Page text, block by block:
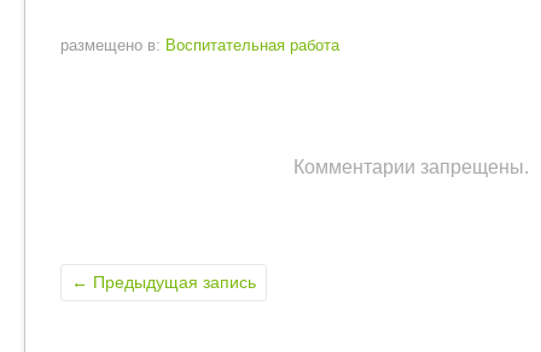
размещено в: Воспитательная работа
Комментарии запрещены.
← Предыдущая запись